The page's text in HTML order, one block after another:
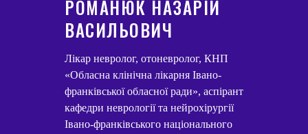
РОМАНЮК НАЗАРІЙ
ВАСИЛЬОВИЧ
Лікар невролог, отоневролог, КНП
«Обласна клінічна лікарня Івано-
франківської обласної ради», аспірант
кафедри неврології та нейрохірургії
Івано-франківського національного